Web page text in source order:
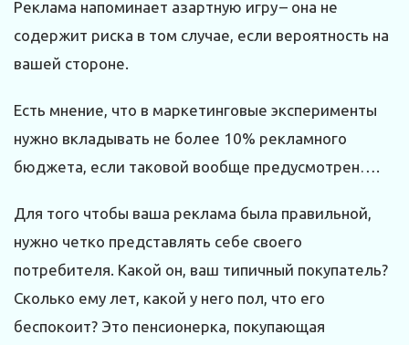
Реклама напоминает азартную игру – она не
содержит риска в том случае, если вероятность на
вашей стороне.
Есть мнение, что в маркетинговые эксперименты
нужно вкладывать не более 10% рекламного
бюджета, если таковой вообще предусмотрен….
Для того чтобы ваша реклама была правильной,
нужно четко представлять себе своего
потребителя. Какой он, ваш типичный покупатель?
Сколько ему лет, какой у него пол, что его
беспокоит? Это пенсионерка, покупающая